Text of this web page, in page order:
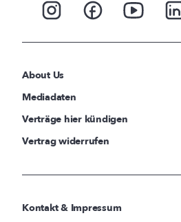
About Us
Mediadaten
Verträge hier kündigen
Vertrag widerrufen
Kontakt & Impressum